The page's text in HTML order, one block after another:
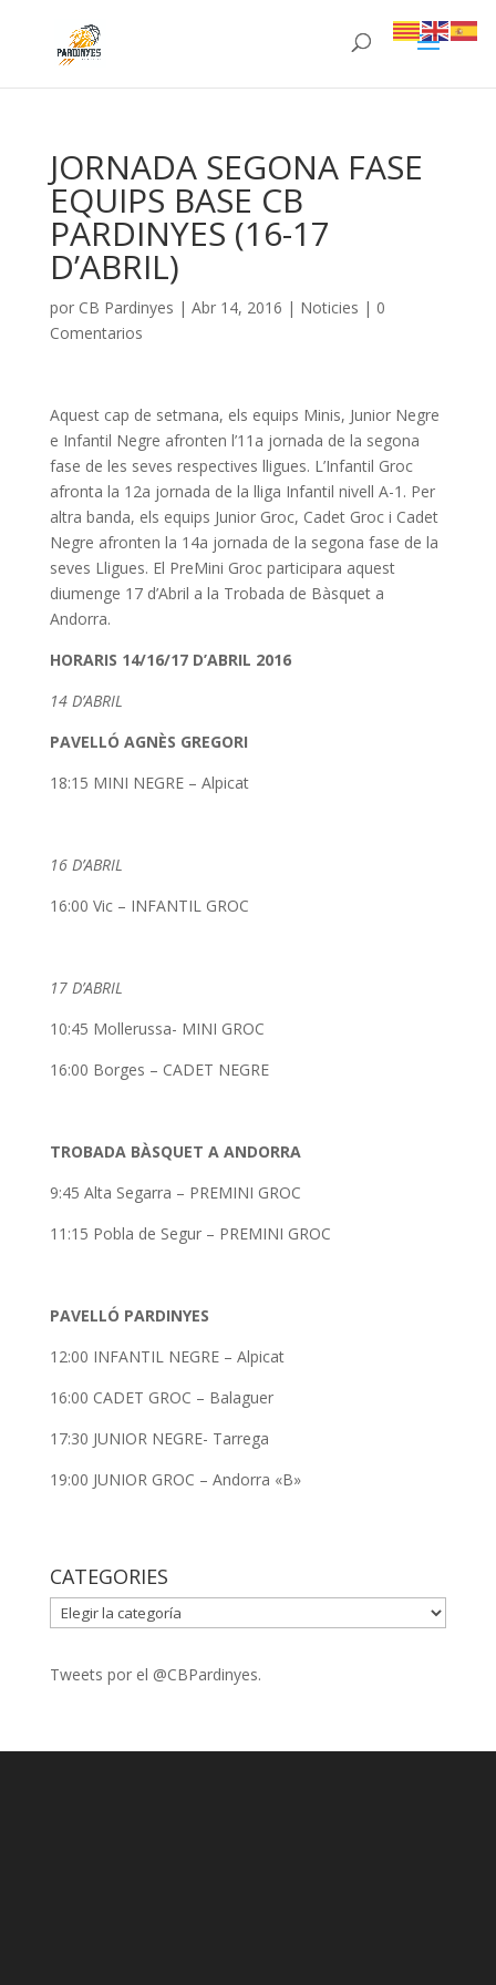
JORNADA SEGONA FASE
EQUIPS BASE CB
PARDINYES (16-17
D’ABRIL)
por CB Pardinyes | Abr 14, 2016 | Noticies | 0
Comentarios
Aquest cap de setmana, els equips Minis, Junior Negre
e Infantil Negre afronten l’11a jornada de la segona
fase de les seves respectives lligues. L’Infantil Groc
afronta la 12a jornada de la lliga Infantil nivell A-1. Per
altra banda, els equips Junior Groc, Cadet Groc i Cadet
Negre afronten la 14a jornada de la segona fase de la
seves Lligues. El PreMini Groc participara aquest
diumenge 17 d’Abril a la Trobada de Bàsquet a
Andorra.
HORARIS 14/16/17 D’ABRIL 2016
14 D’ABRIL
PAVELLÓ AGNÈS GREGORI
18:15 MINI NEGRE – Alpicat
16 D’ABRIL
16:00 Vic – INFANTIL GROC
17 D’ABRIL
10:45 Mollerussa- MINI GROC
16:00 Borges – CADET NEGRE
TROBADA BÀSQUET A ANDORRA
9:45 Alta Segarra – PREMINI GROC
11:15 Pobla de Segur – PREMINI GROC
PAVELLÓ PARDINYES
12:00 INFANTIL NEGRE – Alpicat
16:00 CADET GROC – Balaguer
17:30 JUNIOR NEGRE- Tarrega
19:00 JUNIOR GROC – Andorra «B»
CATEGORIES
CATEGORIES
Tweets por el @CBPardinyes.